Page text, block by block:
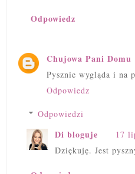
Odpowiedz
Chujowa Pani Domu
Pysznie wygląda i na
Odpowiedz
Odpowiedzi
Di bloguje
17
Dziękuję. Jest